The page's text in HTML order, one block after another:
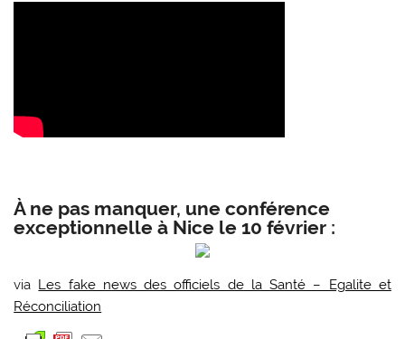
À ne pas manquer, une conférence
exceptionnelle à Nice le 10 février :
via Les fake news des officiels de la Santé – Egalite et
Réconciliation